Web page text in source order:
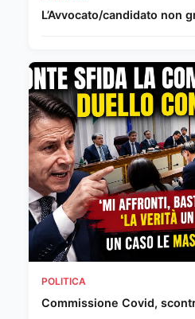
L’Avvocato/candidato non
POLITICA
Commissione Covid,